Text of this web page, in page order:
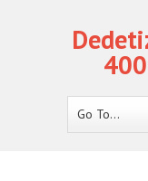
Go To...